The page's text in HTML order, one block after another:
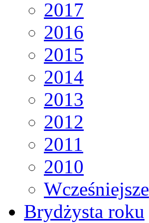
2017
2016
2015
2014
2013
2012
2011
2010
Wcześniejsze
Brydżysta roku